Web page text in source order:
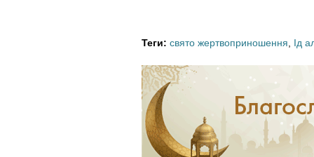
l
.
p
Теги: свято жертвоприношення Ід